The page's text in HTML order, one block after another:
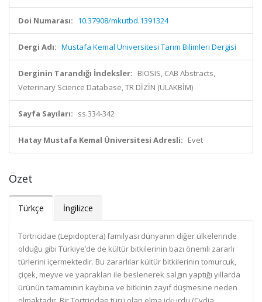
Doi Numarası: 10.37908/mkutbd.1391324
Dergi Adı: Mustafa Kemal Üniversitesi Tarım Bilimleri Dergisi
Derginin Tarandığı İndeksler: BIOSIS, CAB Abstracts,
Veterinary Science Database, TR DİZİN (ULAKBİM)
Sayfa Sayıları: ss.334-342
Hatay Mustafa Kemal Üniversitesi Adresli: Evet
Özet
Türkçe İngilizce
Tortricidae (Lepidoptera) familyası dünyanın diğer ülkelerinde
olduğu gibi Türkiye’de de kültür bitkilerinin bazı önemli zararlı
türlerini içermektedir. Bu zararlılar kültür bitkilerinin tomurcuk,
çiçek, meyve ve yaprakları ile beslenerek salgın yaptığı yıllarda
ürünün tamamının kaybına ve bitkinin zayıf düşmesine neden